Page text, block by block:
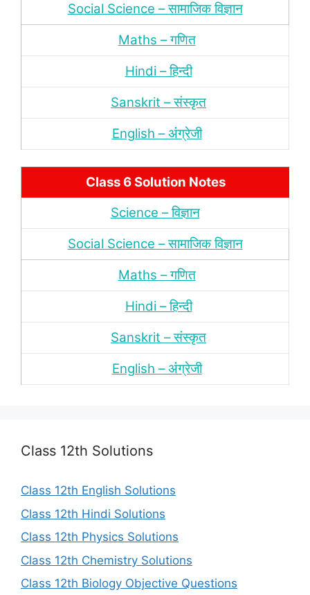
Social Science – सामाजिक विज्ञान
Maths – गणित
Hindi – हिन्‍दी
Sanskrit – संस्‍कृत
English – अंंग्रेजी
Class 6 Solution Notes
Science – विज्ञान
Social Science – सामाजिक विज्ञान
Maths – गणित
Hindi – हिन्‍दी
Sanskrit – संस्‍कृत
English – अंंग्रेजी
Class 12th Solutions
Class 12th English Solutions
Class 12th Hindi Solutions
Class 12th Physics Solutions
Class 12th Chemistry Solutions
Class 12th Biology Objective Questions